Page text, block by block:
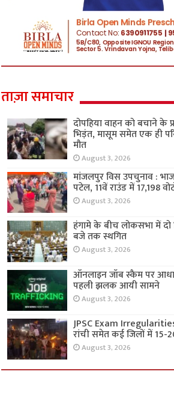
ताज़ा समाचार
दोपहिया वाहन को बचाने के
भिड़ंत, मासूम समेत एक ही
मौत
August 3, 2026
मांजलपुर विस उपचुनाव :
पटेल, 11वें राउंड में 17,198
August 3, 2026
हंगामे के बीच लोकसभा में दो
बजे तक स्थगित
August 3, 2026
ऑनलाइन जॉब स्कैम पर
पहली झलक आयी सामने
August 3, 2026
JPSC Exam
रांची समेत कई जिलों में 15-
August 3, 2026